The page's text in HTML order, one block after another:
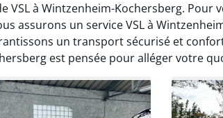
VSL à Wintzenheim-Kochersberg. Pour
assurons un service VSL à
un transport sécurisé et
est pensée pour alléger votre
Deschamps